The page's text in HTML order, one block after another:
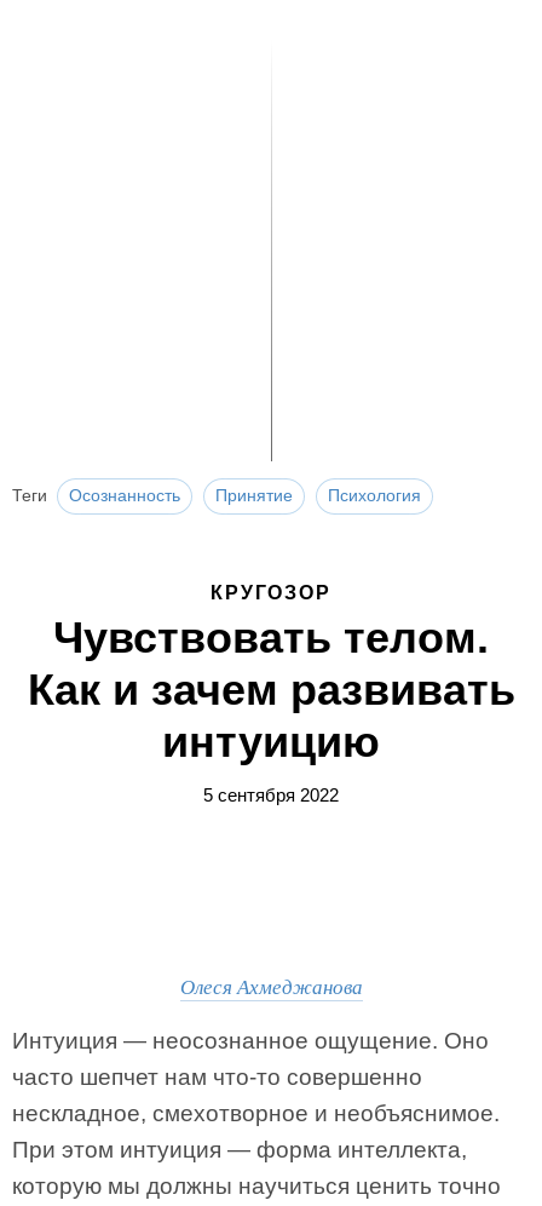
Теги Осознанность Принятие Психология
КРУГОЗОР
Чувствовать телом.
Как и зачем развивать
интуицию
5 сентября 2022
Олеся Ахмеджанова
Интуиция — неосознанное ощущение. Оно
часто шепчет нам что-то совершенно
нескладное, смехотворное и необъяснимое.
При этом интуиция — форма интеллекта,
которую мы должны научиться ценить точно